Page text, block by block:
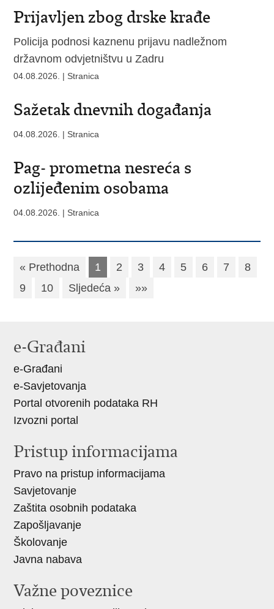
Prijavljen zbog drske krađe
Policija podnosi kaznenu prijavu nadležnom
državnom odvjetništvu u Zadru
04.08.2026. | Stranica
Sažetak dnevnih događanja
04.08.2026. | Stranica
Pag- prometna nesreća s
ozlijeđenim osobama
04.08.2026. | Stranica
« Prethodna 1 2 3 4 5 6 7
8
9
10 Sljedeća » »»
e-Građani
e-Građani
e-Savjetovanja
Portal otvorenih podataka RH
Izvozni portal
Pristup informacijama
Pravo na pristup informacijama
Savjetovanje
Zaštita osobnih podataka
Zapošljavanje
Školovanje
Javna nabava
Važne poveznice